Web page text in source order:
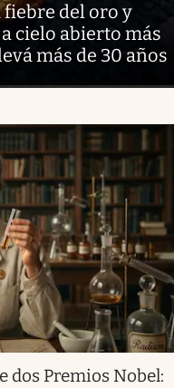
fiebre del oro y
cielo abierto más
más de 30 años
dos Premios Nobel: